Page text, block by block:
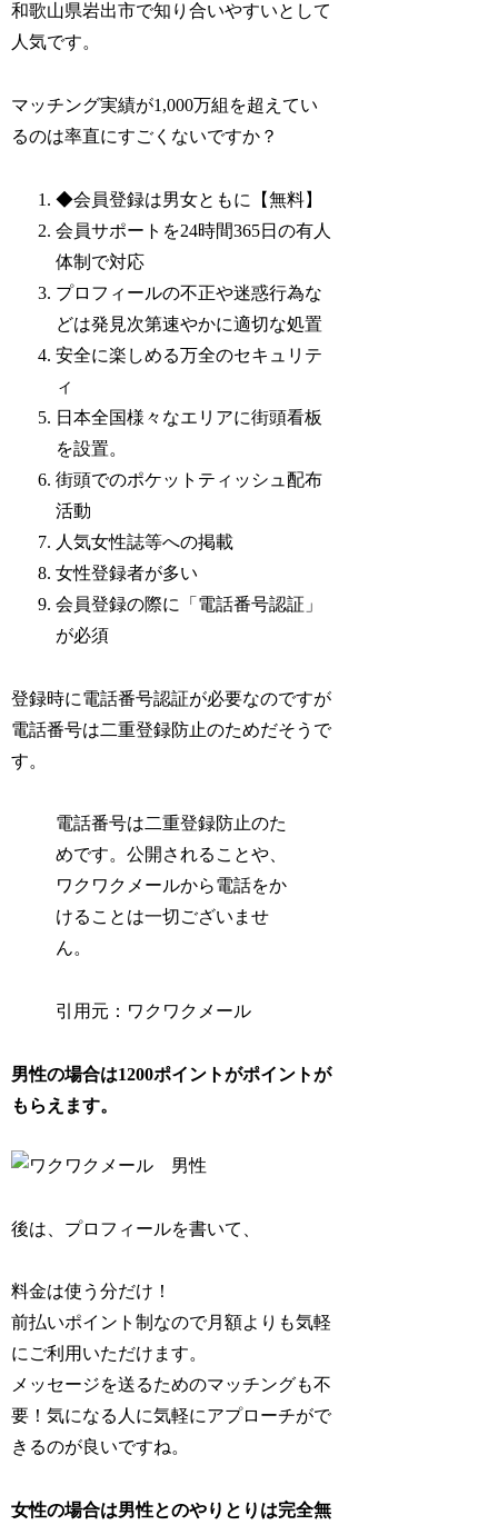
和歌山県岩出市で知り合いやすいとして
人気です。
マッチング実績が1,000万組を超えてい
るのは率直にすごくないですか？
◆会員登録は男女ともに【無料】
会員サポートを24時間365日の有人
体制で対応
プロフィールの不正や迷惑行為な
どは発見次第速やかに適切な処置
安全に楽しめる万全のセキュリテ
ィ
日本全国様々なエリアに街頭看板
を設置。
街頭でのポケットティッシュ配布
活動
人気女性誌等への掲載
女性登録者が多い
会員登録の際に「電話番号認証」
が必須
登録時に電話番号認証が必要なのですが
電話番号は二重登録防止のためだそうで
す。
電話番号は二重登録防止のた
めです。公開されることや、
ワクワクメールから電話をか
けることは一切ございませ
ん。
引用元：ワクワクメール
男性の場合は1200ポイントがポイントが
もらえます。
後は、プロフィールを書いて、
料金は使う分だけ！
前払いポイント制なので月額よりも気軽
にご利用いただけます。
メッセージを送るためのマッチングも不
要！気になる人に気軽にアプローチがで
きるのが良いですね。
女性の場合は男性とのやりとりは完全無